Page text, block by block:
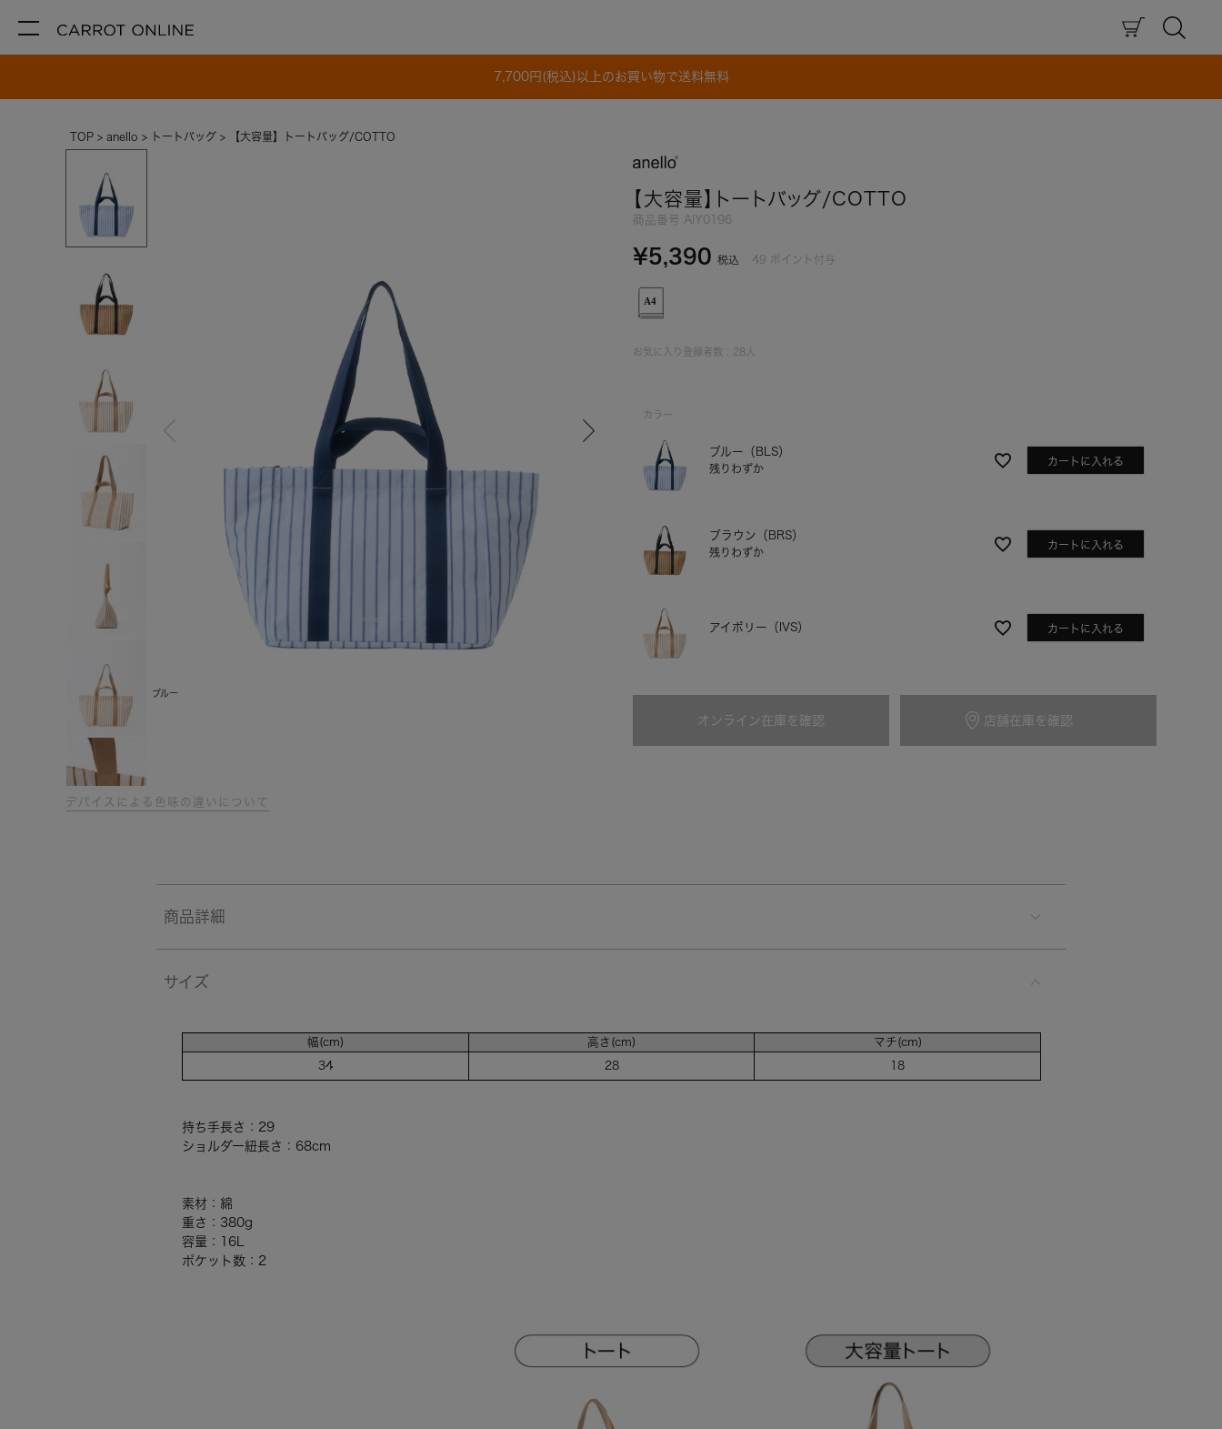
7,700円(税込)以上のお買い物で送料無料
TOP anello トートバッグ 【大容量】トートバッグ/COTTO
ブルー ブラウン アイボリー
デバイスによる色味の違いについて
【大容量】トートバッグ/COTTO
商品番号 AIY0196
¥5,390 税込 49 ポイント付与
お気に入り登録者数： 28 人
×
カラー
ブルー（BLS）
残りわずか
カートに入れる
ブラウン（BRS）
残りわずか
カートに入れる
アイボリー（IVS） カートに入れる
オンライン在庫を確認 店舗在庫を確認
商品詳細
サイズ
幅(cm)
34
高さ(cm)
28
マチ(cm)
18
持ち手長さ：29
ショルダー紐長さ：68cm
素材：綿
重さ：380g
容量：16L
ポケット数：2